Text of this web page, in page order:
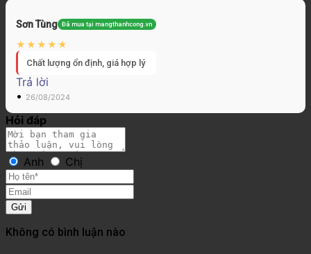
Sơn Tùng Đã mua tại mangthanhcong.vn
Chất lượng ổn định, giá hợp lý
Trả lời
• 26/08/2024
Hỏi đáp
Anh Chị
Gửi
Không có bình luận nào